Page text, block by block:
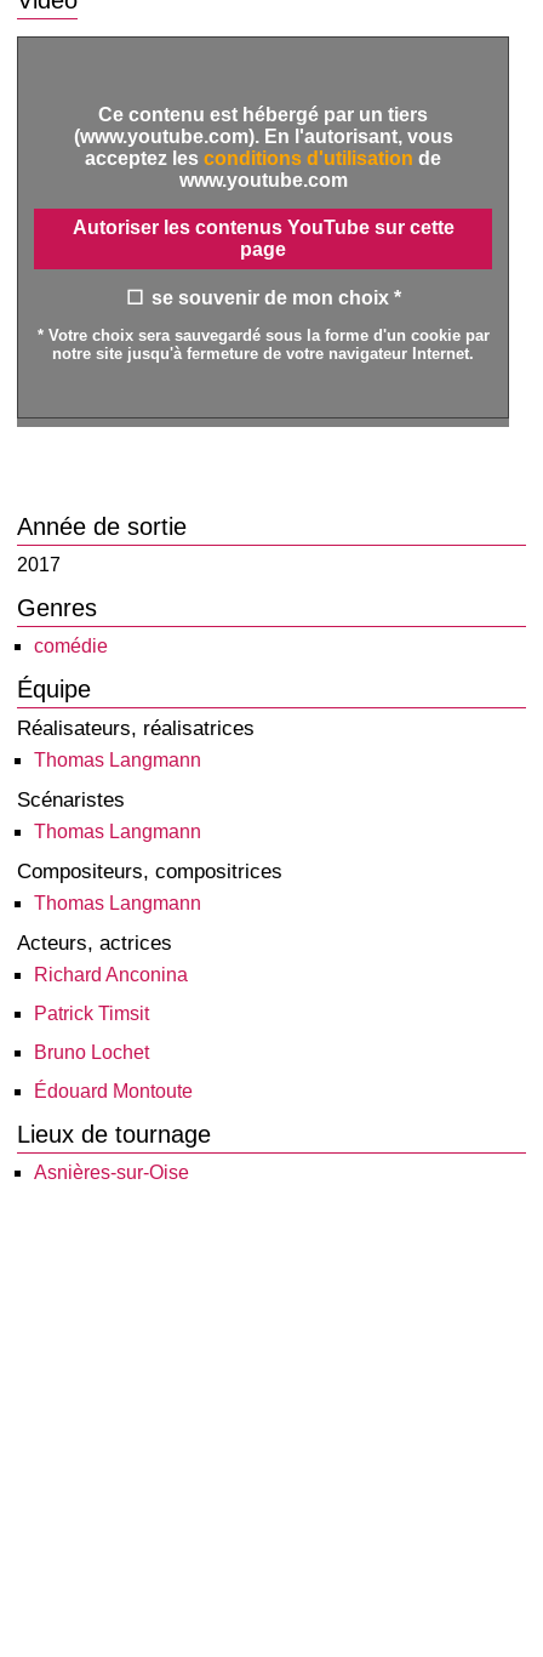
Ce contenu est hébergé par un tiers
(www.youtube.com). En l'autorisant, vous
acceptez les conditions d'utilisation de
www.youtube.com
Autoriser les contenus YouTube sur cette
page
se souvenir de mon choix *
* Votre choix sera sauvegardé sous la forme d'un cookie par
notre site jusqu'à fermeture de votre navigateur Internet.
Année de sortie
2017
Genres
comédie
Équipe
Réalisateurs, réalisatrices
Thomas Langmann
Scénaristes
Thomas Langmann
Compositeurs, compositrices
Thomas Langmann
Acteurs, actrices
Richard Anconina
Patrick Timsit
Bruno Lochet
Édouard Montoute
Lieux de tournage
Asnières-sur-Oise